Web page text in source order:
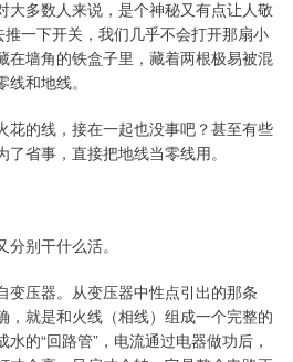
大多数人来说，是个神秘又有点让人敬
推一下开关，我们几乎不会打开那扇小
在墙角的铁盒子里，藏着两根极易被混
和地线。
花的线，接在一起也没事吧？甚至有些
省事，直接把地线当零线用。
别干什么活。
变压器。从变压器中性点引出的那条
，就是和火线（相线）组成一个完整的
的“回路管”，电流通过电器做功后，